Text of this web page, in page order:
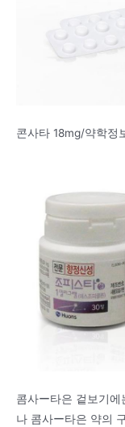
콘사타 18mg/약학정
콤사ー타은 겉보기
나 콤사ー타은 약의